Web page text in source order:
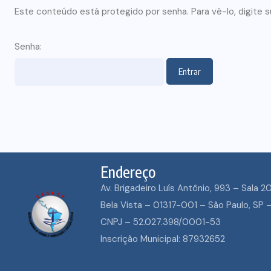
Este conteúdo está protegido por senha. Para vê-lo, digite
Senha:
Endereço
Av. Brigadeiro Luís Antônio, 993 – Sala
Bela Vista – 01317-001 – São Paulo, SP
CNPJ – 52.027.398/0001-53
Inscrição Municipal: 87932652
ENTRE A
POVOS E A